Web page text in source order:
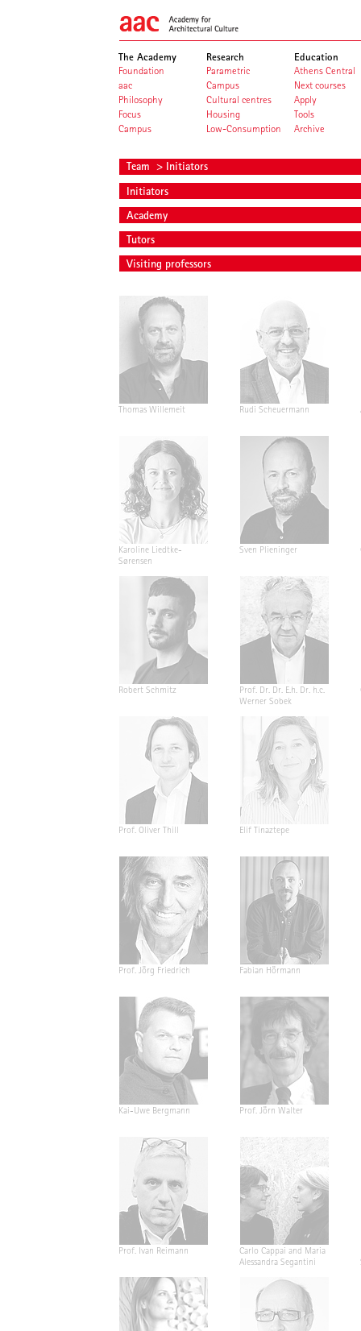
The Academy
Foundation
aac
Philosophy
Focus
Campus
Research
Parametric
Campus
Cultural centres
Housing
Low-Consumption
Education
Athens Central
Next courses
Apply
Tools
Archive
Team > Initiators
Initiators
Academy
Tutors
Visiting professors
Thomas Willemeit Rudi Scheuermann
Karoline Liedtke-
Sørensen
Sven Plieninger
Robert Schmitz
Prof. Dr. Dr. E.h. Dr. h.c.
Werner Sobek
Prof. Oliver Thill Elif Tinaztepe
Prof. Jörg Friedrich Fabian Hörmann
Kai-Uwe Bergmann Prof. Jörn Walter
Prof. Ivan Reimann
Carlo Cappai and Maria
Alessandra Segantini